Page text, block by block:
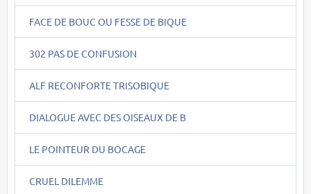
FACE DE BOUC OU FESSE DE BIQUE
302 PAS DE CONFUSION
ALF RECONFORTE TRISOBIQUE
DIALOGUE AVEC DES OISEAUX DE B
LE POINTEUR DU BOCAGE
CRUEL DILEMME